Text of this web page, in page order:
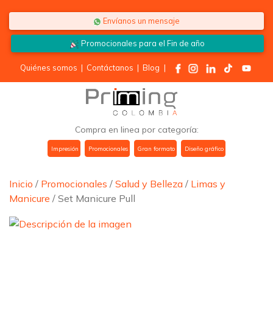
Envíanos un mensaje
Promocionales para elFin de año
Quiénes somos | Contáctanos | Blog |
Compra en linea por categoría:
Impresión Promocionales Gran formato Diseño gráfico
Inicio / Promocionales / Salud y Belleza / Limas y
Manicure / Set Manicure Pull